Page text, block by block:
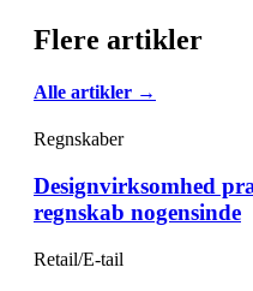
Flere artikler
Alle artikler →
Regnskaber
Designvirksomhed
regnskab nogensinde
Retail/E-tail